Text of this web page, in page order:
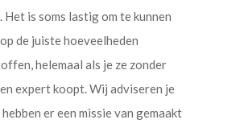
Het is soms lastig om te kunnen
de juiste hoeveelheden
helemaal als je ze zonder
expert koopt. Wij adviseren je
er een missie van gemaakt